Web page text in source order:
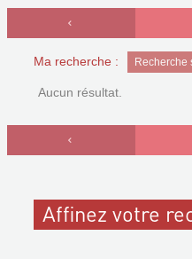
Ma recherche : Recherche
Aucun résultat.
Affinez votre